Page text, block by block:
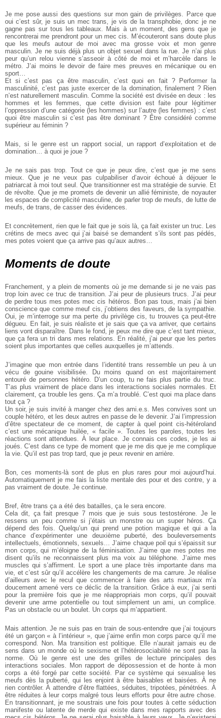
Je me pose aussi des questions sur mon gain de privilèges. Parce que
oui c’est sûr, je suis un mec trans, je vis de la transphobie, donc je ne
gagne pas sur tous les tableaux. Mais à un moment, des gens que je
rencontrerai me prendront pour un mec cis. M’écouteront sans doute plus
que les meufs autour de moi avec ma grosse voix et mon genre
masculin. Je ne suis déjà plus un objet sexuel dans la rue. Je n’ai plus
peur qu’un relou vienne s’asseoir à côté de moi et m’harcèle dans le
métro. J’ai moins le devoir de faire mes preuves en mécanique ou en
sport…
Et si c’est pas ça être masculin, c’est quoi en fait ? Performer la
masculinité, c’est pas juste exercer de la domination, finalement ? Rien
n’est naturellement masculin. Comme la société est divisée en deux : les
hommes et les femmes, que cette division est faite pour légitimer
l’oppression d’une catégorie (les hommes) sur l’autre (les femmes) : c’est
quoi être masculin si c’est pas être dominant ? Être considéré comme
supérieur au féminin ?
Mais, si le genre est un rapport social, un rapport d’exploitation et de
domination… à quoi je joue ?
Je ne sais pas trop. Tout ce que je peux dire, c’est que je me sens
mieux. Que je ne veux pas culpabiliser d’avoir échoué à déjouer le
patriarcat à moi tout seul. Que transitionner est ma stratégie de survie. Et
de révolte. Que je me promets de devenir un allié féministe, de noyauter
les espaces de complicité masculine, de parler trop de meufs, de lutte de
meufs, de trans, de casser des évidences.
Et concrètement, rien que le fait que je sois là, ça fait exister un truc. Les
crétins de mecs avec qui j’ai baisé se demandent s’ils sont pas pédés,
mes potes voient que ça arrive pas qu’aux autres…
Moments de doute
Franchement, y a plein de moments où je me demande si je ne vais pas
trop loin avec ce truc de transition. J’ai peur de plusieurs trucs. J’ai peur
de perdre tous mes potes mec cis hétéros. Bon pas tous, mais j’ai bien
conscience que comme meuf cis, j’obtiens des faveurs, de la sympathie.
Oui, je m’interroge sur ma perte du privilège cis, tu trouves ça peut-être
dégueu. En fait, je suis réaliste et je sais que ça va arriver, que certains
liens vont disparaître. Dans le fond, je peux me dire que c’est tant mieux,
que ça fera un tri dans mes relations. En réalité, j’ai peur que les pertes
soient plus importantes que celles auxquelles je m’attends.
J’imagine que mon entrée dans l’identité trans ressemble un peu à un
vécu de gouine visibilisée. Du moins quand on est majoritairement
entouré de personnes hétéro. D’un coup, tu ne fais plus partie du truc.
T’as plus vraiment de place dans les interactions sociales normales. Et
clairement, ça trouble les gens. Ça m’a troublé. C’est quoi ma place dans
tout ça ?
Un soir, je suis invité à manger chez des ami.e.s. Mes convives sont un
couple hétéro, et les deux autres en passe de le devenir. J’ai l’impression
d’être spectateur de ce moment, de capter à quel point cis-hétéroland
c’est une mécanique huilée, « facile ». Toutes les paroles, toutes les
réactions sont attendues. À leur place. Je connais ces codes, je les ai
joués. C’est dans ce type de moment que je me dis que je me complique
la vie. Qu’il est pas trop tard, que je peux revenir en arrière.
Bon, ces moments-là sont de plus en plus rares pour moi aujourd’hui.
Automatiquement je me fais la liste mentale des pour et des contre, y a
pas vraiment de doute. Je continue.
Bref, être trans ça a été des batailles, ça le sera encore.
Cela dit, ça fait presque 7 mois que je suis sous testostérone. Je le
ressens un peu comme si j’étais un monstre ou un super héros. Ça
dépend des fois. Quelqu’un qui prend une potion magique et qui a la
chance d’expérimenter une deuxième puberté, des bouleversements
intellectuels, émotionnels, sexuels… J’aime chaque poil qui s’épaissit sur
mon corps, qui m’éloigne de la féminisation. J’aime que mes potes me
disent qu’ils ne reconnaissent plus ma voix au téléphone. J’aime mes
muscles qui s’affirment. Le sport a une place très importante dans ma
vie, et c’est sûr qu’il accélère les changements de ma carrure. Je réalise
d’ailleurs avec le recul que commencer à faire des arts martiaux m’a
doucement amené vers ce déclic de la transition. Grâce à eux, j’ai senti
pour la première fois que je me réappropriais mon corps, qu’il pouvait
devenir une arme potentielle ou tout simplement un ami, un complice.
Pas un obstacle ou un boulet. Un corps qui m’appartient.
Mais attention. Je ne suis pas en train de sous-entendre que j’ai toujours
été un garçon « à l’intérieur », que j’aime enfin mon corps parce qu’il me
correspond. Non. Ma transition est politique. Elle n’aurait jamais eu de
sens dans un monde où le sexisme et l’hétérosociabilité ne sont pas la
norme. Où le genre est une des grilles de lecture principales des
interactions sociales. Mon rapport de dépossession et de honte à mon
corps a été forgé par cette société. Par ce système qui sexualise les
meufs dès la puberté, qui les enjoint à être baisables et baisées. À ne
rien contrôler. À attendre d’être flattées, séduites, tripotées, pénétrées. À
être réduites à leur corps malgré tous leurs efforts pour être autre chose.
En transitionnant, je me soustrais une fois pour toutes à cette séduction
manifeste ou latente de merde qui existe dans mes rapports avec des